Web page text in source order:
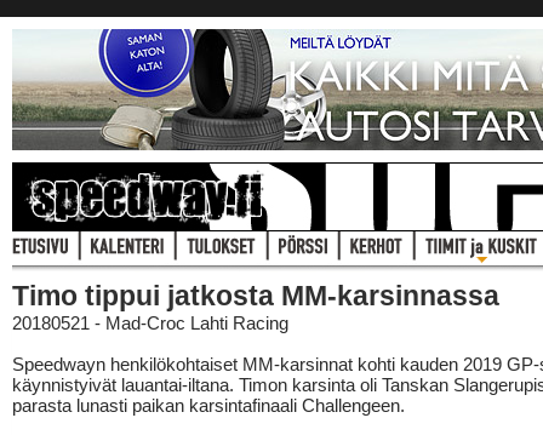
Timo tippui jatkosta MM-karsinnassa
20180521 - Mad-Croc Lahti Racing
Speedwayn henkilökohtaiset MM-karsinnat kohti kauden 2019
käynnistyivät lauantai-iltana. Timon karsinta oli Tanskan
parasta lunasti paikan karsintafinaali Challengeen.